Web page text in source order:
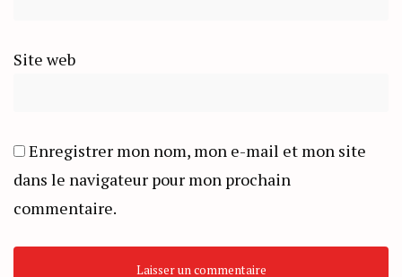
Site web
Enregistrer mon nom, mon e-mail et mon site
dans le navigateur pour mon prochain
commentaire.